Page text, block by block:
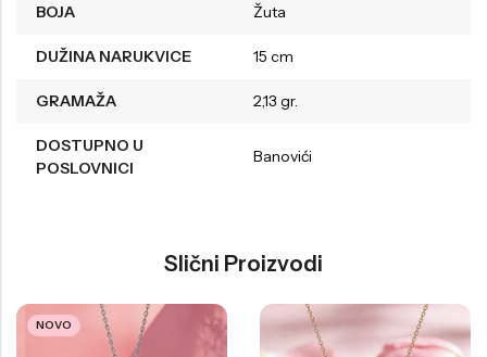
BOJA Žuta
DUŽINA NARUKVICE 15 cm
GRAMAŽA 2,13 gr.
DOSTUPNO U
POSLOVNICI
Banovići
Slični Proizvodi
NOVO